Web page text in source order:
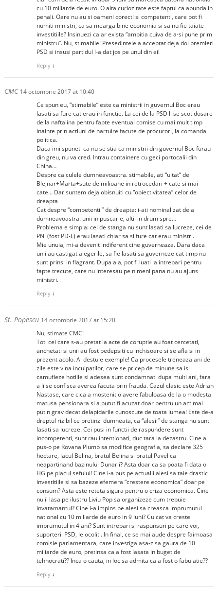
cu 10 miliarde de euro. O alta curiozitate este faptul ca abunda in
penali. Oare nu au si oameni corecti si competenti, care pot fi
numiti ministri, ca sa mearga bine economia si sa nu fie taiate
investitiile? Insinuezi ca ar exista “ambitia cuiva de a-si pune prim
ministru”. Nu, stimabile! Presedintele a acceptat deja doi premieri
PSD si insusi partidul l-a dat jos pe unul din ei!
Reply ↓
CMC 14 octombrie 2017 at 10:40
Ce spun eu, “stimabile” este ca ministrii in guvernul Boc erau
lasati sa fure cat erau in functie. La cei de la PSD li se scot dosare
de la naftalina pentru fapte eventual comise cu mai mult timp
inainte prin actiuni de hartuire facute de procurori, la comanda
politica.
Daca imi spuneti ca nu se stia ca ministrii din guvernul Boc furau
din greu, nu va cred. Intrau containere cu geci portocalii din
China…
Despre calculele dumneavoastra. stimabile, ati “uitat” de
Blejnar+Marta+sute de milioane in retrocedari + cate si mai
cate… Dar suntem deja obisnuiti cu “obiectivitatea” celor de
dreapta
Cat despre “competentii” de dreapta: i-ati nominalizat deja
dumneavoastra: unii in puscarie, altii in drum spre…
Problema e simpla: cei de stanga nu sunt lasati sa lucreze, cei de
PNl (fost PD-L) erau lasati chiar sa si fure cat erau ministri.
Mie unuia, mi-a devenit indiferent cine guverneaza. Dara daca
unii au castigat alegerile, sa fie lasati sa guverneze cat timp nu
sunt prinsi in flagrant. Dupa aia, pot fi luati la intrebari pentru
fapte trecute, care nu interesau pe nimeni pana nu au ajuns
ministri.
Reply ↓
St. Popescu 14 octombrie 2017 at 15:20
Nu, stimate CMC!
Toti cei care s-au pretat la acte de coruptie au foat cercetati,
anchetati si unii au fost pedepsiti cu inchisoare si se afla si in
prezent acolo. Ai destule exemple! Ca procesele treneaza ani de
zile este vina inculpatilor, care se pricep de minune sa isi
camufleze hotiile si adesea sunt condamnati dupa multi ani, fara
a li se confisca averea facuta prin frauda. Cazul clasic este Adrian
Nastase, care cica a mostenit o avere fabuloasa de la o modesta
matusa pensionara si a putut fi acuzat doar pentru un act mai
putin grav decat delapidarile cunoscute de toata lumea! Este de-a
dreptul rizibil ce pretinzi dumneata, ca “alesii” de stanga nu sunt
lasati sa lucreze. Cei pusi in functii de raspundere sunt
incompetenti, sunt rau intentionati, duc tara la dezastru. Cine a
pus-o pe Rovana Plumb sa modifice geografia, sa declare 325
hectare, lacul Belina, bratul Belina si bratul Pavel ca
neapartinand bazinului Dunarii? Asta doar ca sa poata fi data o
HG pe placul sefului! Cine i-a pus pe actualii alesi sa taie drastic
investitiile si sa bazeze efemera “crestere economica” doar pe
consum? Asta este reteta sigura pentru o criza economica. Cine
nu il lasa pe ilustru Liviu Pop sa organizeze cum trebuie
invatamantul? Cine i-a impins pe alesi sa creasca imprumutul
national cu 10 miliarde de euro in 9 luni? Cu cat va creste
imprumutul in 4 ani? Sunt intrebari si raspunsuri pe care voi,
suporterii PSD, le ocoliti. In final, ce se mai aude despre faimoasa
comisie parlamentara, care investiga asa-zisa gaura de 10
miliarde de euro, pretinsa ca a fost lasata in buget de
tehnocrati?? Inca o cauta, in loc sa admita ca a fost o fabulatie??
Reply ↓